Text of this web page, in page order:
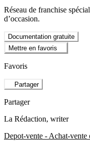
Réseau de franchise
d’occasion.
Documentation gratuite
Mettre en favoris
Favoris
Partager
Partager
La Rédaction, writer
Depot-vente - Achat-vente